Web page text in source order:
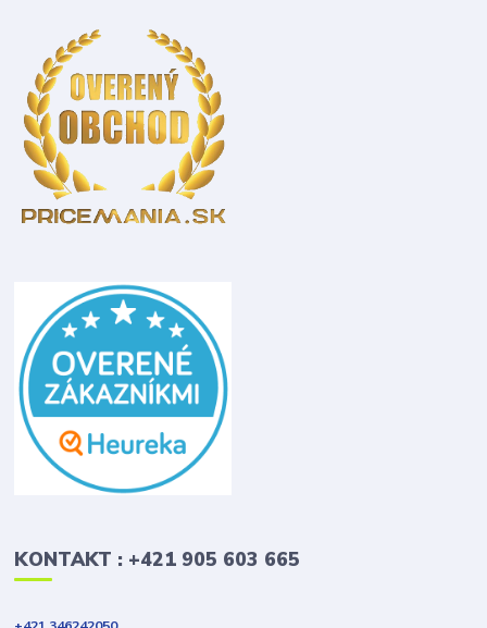
KONTAKT : +421 905 603 665